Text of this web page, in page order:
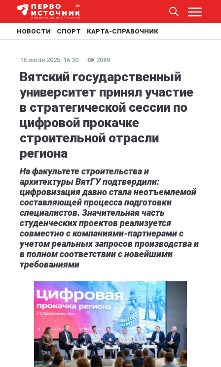
НОВОСТИ СПОРТ КАРТА-СПРАВОЧНИК
16 июля 2025, 16:30 2089
Вятский государственный
университет принял участие
в стратегической сессии по
цифровой прокачке
строительной отрасли
региона
На факультете строительства и
архитектуры ВятГУ подтвердили:
цифровизация давно стала неотъемлемой
составляющей процесса подготовки
специалистов. Значительная часть
студенческих проектов реализуется
совместно с компаниями-партнерами с
учетом реальных запросов производства и
в полном соответствии с новейшими
требованиями